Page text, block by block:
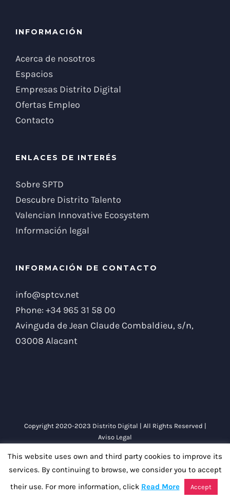
INFORMACIÓN
Acerca de nosotros
Espacios
Empresas Distrito Digital
Ofertas Empleo
Contacto
ENLACES DE INTERÉS
Sobre SPTD
Descubre Distrito Talento
Valencian Innovative Ecosystem
Información legal
INFORMACIÓN DE CONTACTO
info@sptcv.net
Phone: +34 965 31 58 00
Avinguda de Jean Claude Combaldieu, s/n,
03008 Alacant
Copyright 2020-2023 Distrito Digital | All Rights Reserved |
Aviso Legal
FacebookInstagramLinkedInTwitterYouTube
This website uses own and third party cookies to improve its
services. By continuing to browse, we consider you to accept
their use. For more information, click Read More Accept